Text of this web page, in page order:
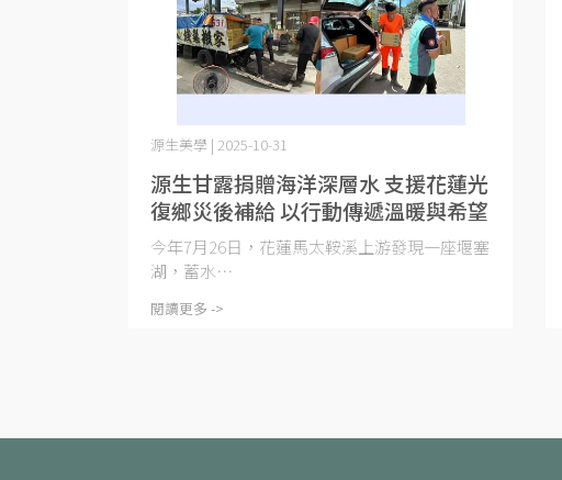
源生甘露捐贈海洋深層水 支援花蓮光
復鄉災後補給 以行動傳遞溫暖與希望
源生美學 | 2025-10-31
今年7月26日，花蓮馬太鞍溪上游發現一座堰塞
湖，蓄水⋯
閱讀更多 ->